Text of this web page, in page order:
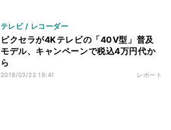
テレビ / レコーダー
ピクセラが4Kテレビの「40V型」普及
モデル、キャンペーンで税込4万円代か
ら
2019/03/22 18:41 レポート